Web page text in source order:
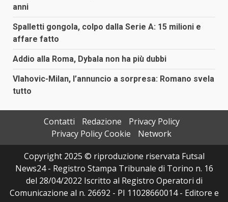
anni
Spalletti gongola, colpo dalla Serie A: 15 milioni e
affare fatto
Addio alla Roma, Dybala non ha più dubbi
Vlahovic-Milan, l’annuncio a sorpresa: Romano svela
tutto
Contatti Redazione
Privacy Policy
Privacy Policy Cookie
Network
Copyright 2025 © riproduzione riservata Futsal
News24 - Registro Stampa Tribunale di Torino n. 16
del 28/04/2022 Iscritto al Registro Operatori di
Comunicazione al n. 26692 - PI 11028660014 - Editore e